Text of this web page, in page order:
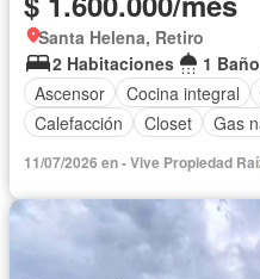
Santa Helena, Retiro
2 Habitaciones
1 Baño
Ascensor
Cocina integral
Calefacción
Closet Gas
11/07/2026 en - Vive Propiedad